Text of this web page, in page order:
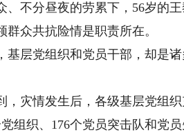
不分昼夜的劳累下，56岁的王
众共抗险情是职责所在。
层党组织和党员干部，却是诸
灾情发生后，各级基层党组织
组织、176个党员突击队和党